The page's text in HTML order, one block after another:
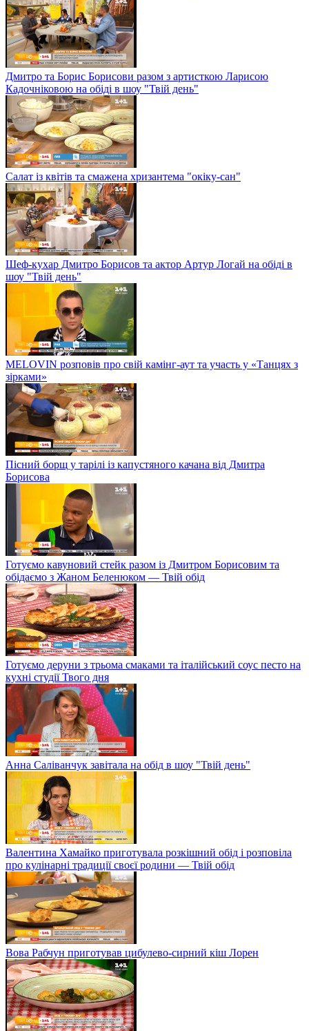
Дмитро та Борис Борисови разом з артисткою Ларисою
Кадочніковою на обіді в шоу "Твій день"
Салат із квітів та смажена хризантема "окіку-сан"
Шеф-кухар Дмитро Борисов та актор Артур Логай на обіді в
шоу "Твій день"
MELOVIN розповів про свій камінг-аут та участь у «Танцях з
зірками»
Пісний борщ у тарілі із капустяного качана від Дмитра
Борисова
Готуємо кавуновий стейк разом із Дмитром Борисовим та
обідаємо з Жаном Беленюком — Твій обід
Готуємо деруни з трьома смаками та італійський соус песто на
кухні студії Твого дня
Анна Саліванчук завітала на обід в шоу "Твій день"
Валентина Хамайко приготувала розкішний обід і розповіла
про кулінарні традиції своєї родини — Твій обід
Вова Рабчун приготував цибулево-сирний кіш Лорен